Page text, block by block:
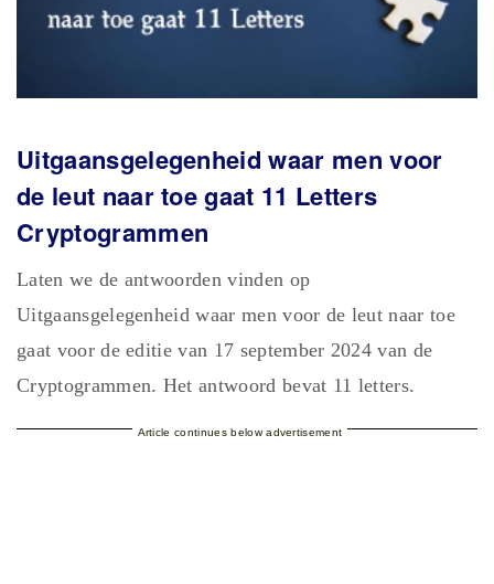
Uitgaansgelegenheid waar men voor
de leut naar toe gaat 11 Letters
Cryptogrammen
Laten we de antwoorden vinden op
Uitgaansgelegenheid waar men voor de leut naar toe
gaat voor de editie van 17 september 2024 van de
Cryptogrammen. Het antwoord bevat 11 letters.
Article continues below advertisement